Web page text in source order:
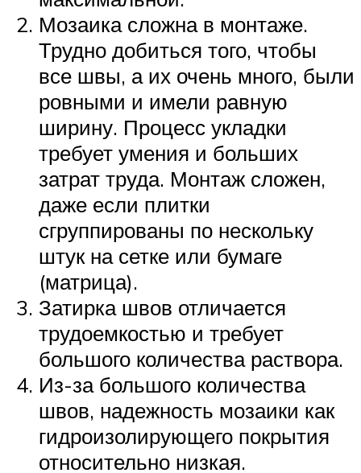
Мозаика сложна в монтаже.
Трудно добиться того, чтобы
все швы, а их очень много, были
ровными и имели равную
ширину. Процесс укладки
требует умения и больших
затрат труда. Монтаж сложен,
даже если плитки
сгруппированы по нескольку
штук на сетке или бумаге
(матрица).
Затирка швов отличается
трудоемкостью и требует
большого количества раствора.
Из-за большого количества
швов, надежность мозаики как
гидроизолирующего покрытия
относительно низкая.